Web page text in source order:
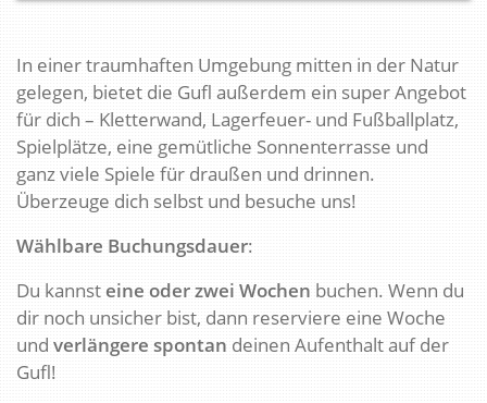
In einer traumhaften Umgebung mitten in der Natur
gelegen, bietet die Gufl außerdem ein super Angebot
für dich – Kletterwand, Lagerfeuer- und Fußballplatz,
Spielplätze, eine gemütliche Sonnenterrasse und
ganz viele Spiele für draußen und drinnen.
Überzeuge dich selbst und besuche uns!
Wählbare Buchungsdauer:
Du kannst eine oder zwei Wochen buchen. Wenn du
dir noch unsicher bist, dann reserviere eine Woche
und verlängere spontan deinen Aufenthalt auf der
Gufl!